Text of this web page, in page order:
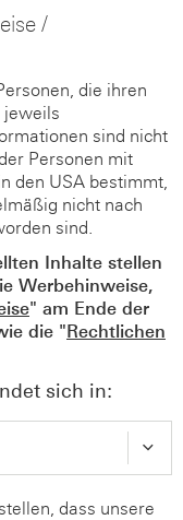
/
die ihren
jeweils
sind nicht
Personen mit
den USA bestimmt,
nicht nach
sind.
Inhalte stellen
Werbehinweise,
" am Ende der
die "Rechtlichen
sich in:
dass unsere